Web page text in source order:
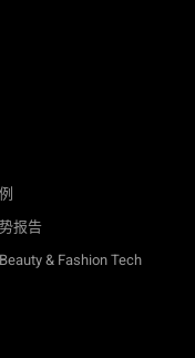
报告
& Fashion Tech